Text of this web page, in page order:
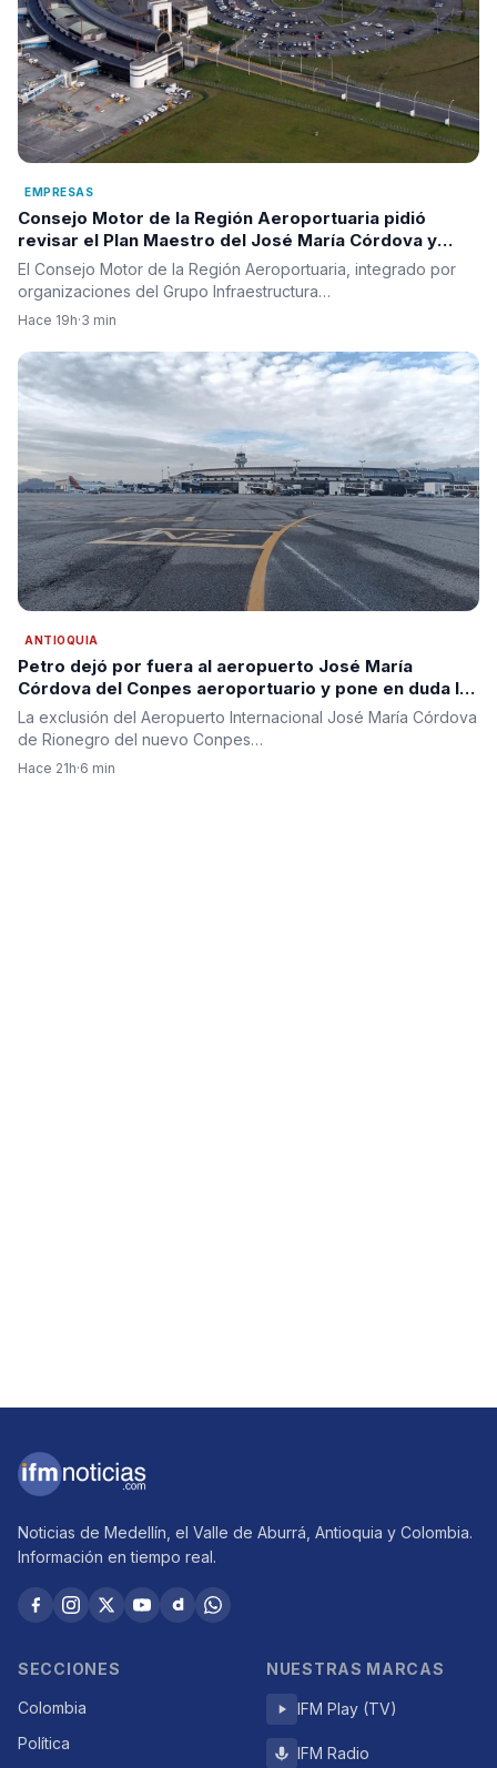
EMPRESAS
Consejo Motor de la Región Aeroportuaria pidió
revisar el Plan Maestro del José María Córdova y
reclamó una visión integral para la infraestructura
aérea del país
El Consejo Motor de la Región Aeroportuaria, integrado por
organizaciones del Grupo Infraestructura…
Hace 19h·3 min
ANTIOQUIA
Petro dejó por fuera al aeropuerto José María
Córdova del Conpes aeroportuario y pone en duda la
segunda pista para Antioquia
La exclusión del Aeropuerto Internacional José María Córdova
de Rionegro del nuevo Conpes…
Hace 21h·6 min
Noticias de Medellín, el Valle de Aburrá, Antioquia y Colombia.
Información en tiempo real.
SECCIONES
Colombia
Política
NUESTRAS MARCAS
IFM Play (TV)
IFM Radio